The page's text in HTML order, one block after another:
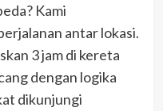
Kami
antar lokasi.
3 jam di kereta
dengan logika
dikunjungi